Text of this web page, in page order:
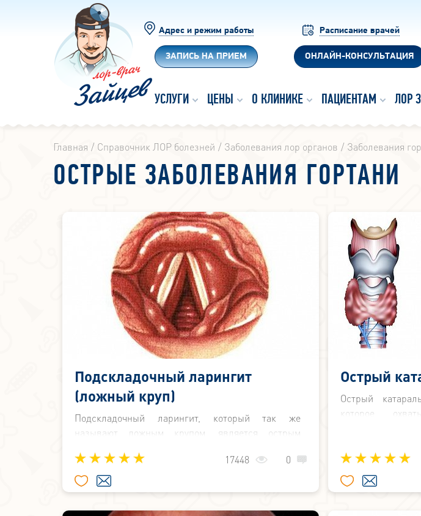
Адрес и режим работы
ЗАПИСЬ НА ПРИЕМ
Расписание врачей
ОНЛАЙН-КОНСУЛЬТАЦИЯ
УСЛУГИ ЦЕНЫ О КЛИНИКЕ ПАЦИЕНТАМ ЛОР
Главная Справочник ЛОР болезней Заболевания лор органов Заболевания
ОСТРЫЕ ЗАБОЛЕВАНИЯ ГОРТАНИ
Подскладочный ларингит
(ложный круп)
Подскладочный ларингит, который так же
называют ложным крупом, является острым
специфические клинические проявления. Область
воспаления ограничивается подскладочным
пространством гортани.
17448 0
Острый
Острый
которое
отёчную и